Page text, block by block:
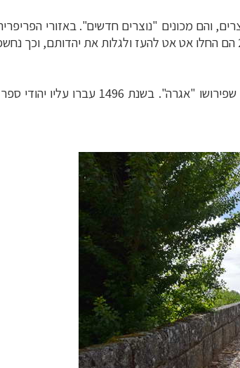
והם מכונים "נוצרים חדשים". באזורי
לאורך גבולה עם ספרד, ניתן למצוא עדויות לחייהם של אותם אנוסים. רק לקראת סוף המאה ה-20 הם החלו אט אט להעז
), גשר אבן עתיק בעל שם זהה, שפירושו